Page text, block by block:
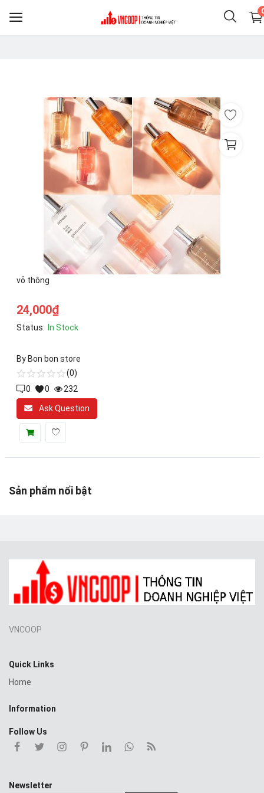
Điện thoại & Phụ KIện
Nông nghiệp thực phẩm
Home & Living
Jewelry & Accessories
Toys & Entertainment
Video & Audio
Khác
Wishlist
Login
Register
vỏ thông
24,000₫
Status: In Stock
By Bon bon store
(0)
0
0 232
Ask Question
Sản phẩm nổi bật
VNCOOP
Quick Links
Home
Information
Follow Us
Newsletter